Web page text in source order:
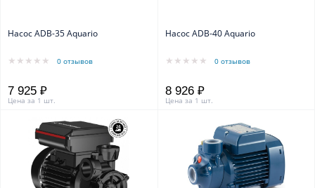
Насос ADB-35 Aquario
0 отзывов
7 925 ₽
Цена за 1 шт.
Насос ADB-40 Aquario
0 отзывов
8 926 ₽
Цена за 1 шт.